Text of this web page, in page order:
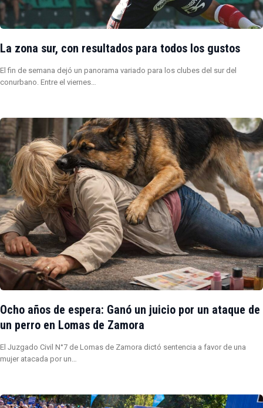
La zona sur, con resultados para todos los gustos
El fin de semana dejó un panorama variado para los clubes del sur del
conurbano. Entre el viernes…
Ocho años de espera: Ganó un juicio por un ataque de
un perro en Lomas de Zamora
El Juzgado Civil N°7 de Lomas de Zamora dictó sentencia a favor de una
mujer atacada por un…